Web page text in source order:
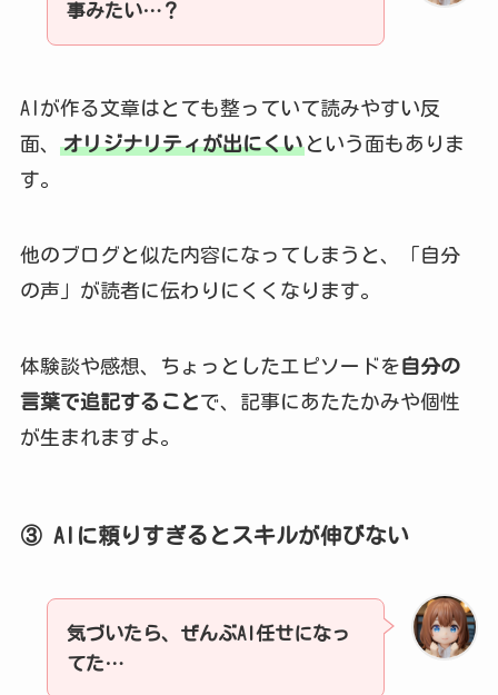
事みたい…？
AIが作る文章はとても整っていて読みやすい反
面、
オリジナリティが出にくいという面もありま
す。
他のブログと似た内容になってしまうと、「自分
の声」が読者に伝わりにくくなります。
体験談や感想、ちょっとしたエピソードを自分の
言葉で追記することで、記事にあたたかみや個性
が生まれますよ。
③ AIに頼りすぎるとスキルが伸びない
気づいたら、ぜんぶAI任せになっ
てた…